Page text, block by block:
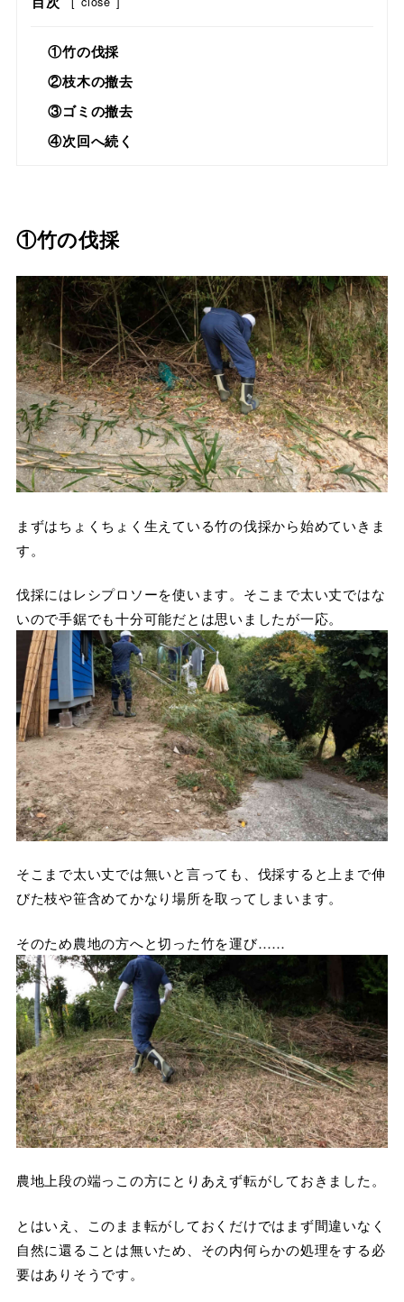
①竹の伐採
②枝木の撤去
③ゴミの撤去
④次回へ続く
①竹の伐採
まずはちょくちょく生えている竹の伐採から始めていきま
す。
伐採にはレシプロソーを使います。そこまで太い丈ではな
いので手鋸でも十分可能だとは思いましたが一応。
そこまで太い丈では無いと言っても、伐採すると上まで伸
びた枝や笹含めてかなり場所を取ってしまいます。
そのため農地の方へと切った竹を運び……
農地上段の端っこの方にとりあえず転がしておきました。
とはいえ、このまま転がしておくだけではまず間違いなく
自然に還ることは無いため、その内何らかの処理をする必
要はありそうです。